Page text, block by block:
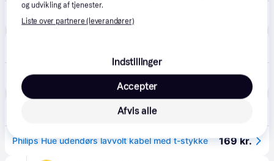
Philips Hue udendørs lavvolt kabel med t-stykke
(ComputerSalg) Philips Hue - Forlængerkabel til strøm - 2.5 m - udendørs - sort 168 kr.
Eller 3 betalinger af 56 kr.
4.7 (31)
1-2 dage
Philips Hue udendørs lavvolt kabel med t-stykke 169 kr.
og udvikling af tjenester.
Liste over partnere (leverandører)
Indstillinger
Afvis alle
Accepter